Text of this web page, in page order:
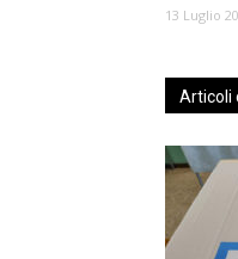
13 Luglio
Articoli